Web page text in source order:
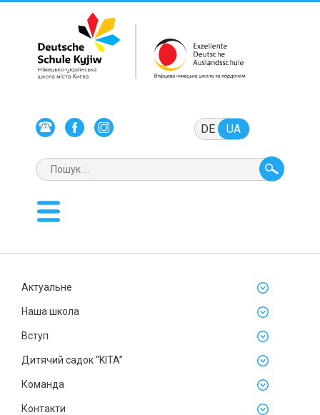
DE UA
Актуальне
Наша школа
Вступ
Дитячий садок “KITA”
Команда
Контакти